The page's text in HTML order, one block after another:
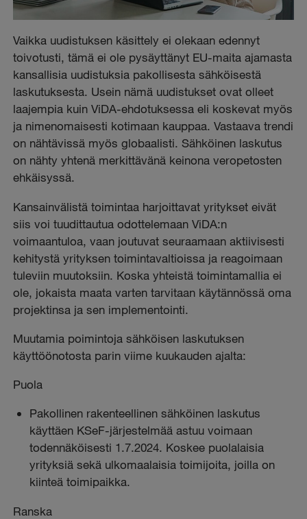
Vaikka uudistuksen käsittely ei olekaan edennyt
toivotusti, tämä ei ole pysäyttänyt EU-maita ajamasta
kansallisia uudistuksia pakollisesta sähköisestä
laskutuksesta. Usein nämä uudistukset ovat olleet
laajempia kuin ViDA-ehdotuksessa eli koskevat myös
ja nimenomaisesti kotimaan kauppaa. Vastaava trendi
on nähtävissä myös globaalisti. Sähköinen laskutus
on nähty yhtenä merkittävänä keinona veropetosten
ehkäisyssä.
Kansainvälistä toimintaa harjoittavat yritykset eivät
siis voi tuudittautua odottelemaan ViDA:n
voimaantuloa, vaan joutuvat seuraamaan aktiivisesti
kehitystä yrityksen toimintavaltioissa ja reagoimaan
tuleviin muutoksiin. Koska yhteistä toimintamallia ei
ole, jokaista maata varten tarvitaan käytännössä oma
projektinsa ja sen implementointi.
Muutamia poimintoja sähköisen laskutuksen
käyttöönotosta parin viime kuukauden ajalta:
Puola
Pakollinen rakenteellinen sähköinen laskutus
käyttäen KSeF-järjestelmää astuu voimaan
todennäköisesti 1.7.2024. Koskee puolalaisia
yrityksiä sekä ulkomaalaisia toimijoita, joilla on
kiinteä toimipaikka.
Ranska